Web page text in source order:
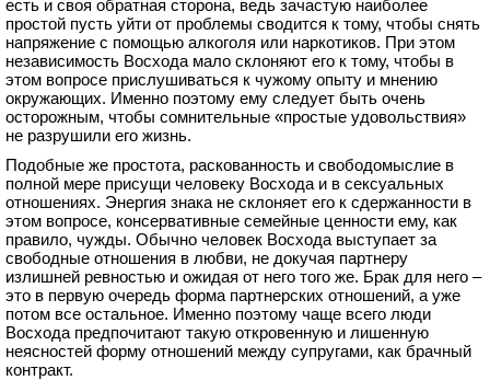
есть и своя обратная сторона, ведь зачастую наиболее
простой пусть уйти от проблемы сводится к тому, чтобы снять
напряжение с помощью алкоголя или наркотиков. При этом
независимость Восхода мало склоняют его к тому, чтобы в
этом вопросе прислушиваться к чужому опыту и мнению
окружающих. Именно поэтому ему следует быть очень
осторожным, чтобы сомнительные «простые удовольствия»
не разрушили его жизнь.
Подобные же простота, раскованность и свободомыслие в
полной мере присущи человеку Восхода и в сексуальных
отношениях. Энергия знака не склоняет его к сдержанности в
этом вопросе, консервативные семейные ценности ему, как
правило, чужды. Обычно человек Восхода выступает за
свободные отношения в любви, не докучая партнеру
излишней ревностью и ожидая от него того же. Брак для него –
это в первую очередь форма партнерских отношений, а уже
потом все остальное. Именно поэтому чаще всего люди
Восхода предпочитают такую откровенную и лишенную
неясностей форму отношений между супругами, как брачный
контракт.